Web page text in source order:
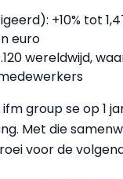
+10% tot
euro
wereldwijd,
group se op 1
Met die
voor de